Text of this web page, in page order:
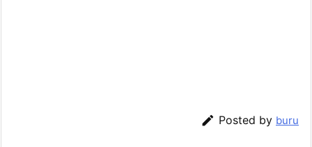
 Posted by buru